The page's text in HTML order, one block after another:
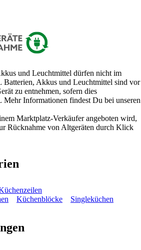
und Leuchtmittel dürfen nicht im
Batterien, Akkus und Leuchtmittel sind vor
zu entnehmen, sofern dies
Mehr Informationen findest Du bei unseren
Marktplatz-Verkäufer angeboten wird,
Rücknahme von Altgeräten durch Klick
Küchenblöcke
Singleküchen